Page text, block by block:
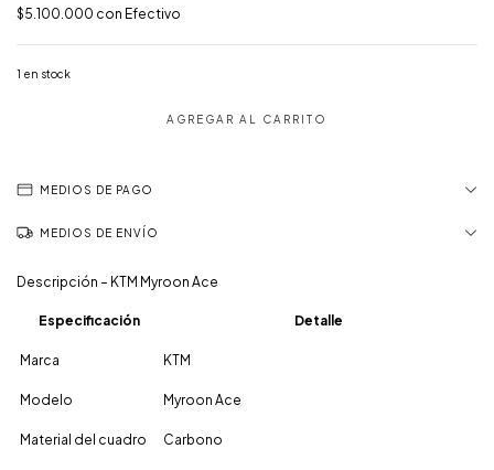
$5.100.000 con Efectivo
1 en stock
MEDIOS DE PAGO
MEDIOS DE ENVÍO
Descripción – KTM Myroon Ace
Especificación Detalle
Marca KTM
Modelo Myroon Ace
Material del cuadro Carbono